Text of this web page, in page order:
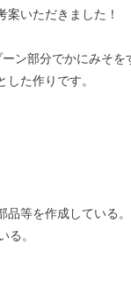
いただきました！
ン部分でかにみそを
た作りです。
等を作成している。
る。